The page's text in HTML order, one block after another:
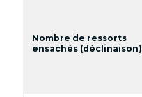
Nombre de ressorts
ensachés (déclinaison)